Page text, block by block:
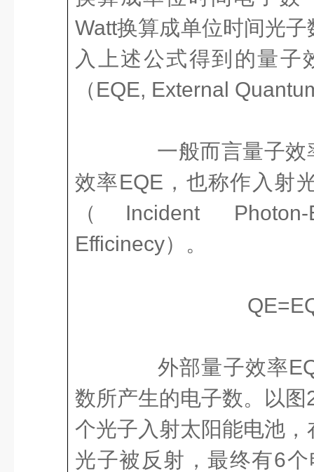
Watt换算成单位时间光
入上述公式得到的量子
（EQE, External
一般而言量子效
效率EQE，也称作入射
（Incident Photon-
Efficinecy）。
外部量子效率
数所产生的电子数。以
个光子入射太阳能电池
光子被反射，最终有6